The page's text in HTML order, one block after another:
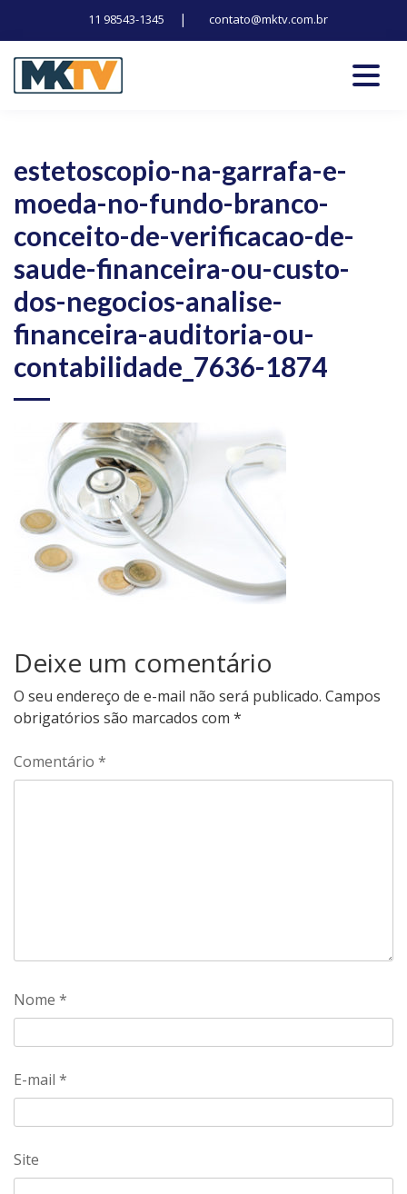
11 98543-1345 | contato@mktv.com.br
content
estetoscopio-na-garrafa-e-
moeda-no-fundo-branco-
conceito-de-verificacao-de-
saude-financeira-ou-custo-
dos-negocios-analise-
financeira-auditoria-ou-
contabilidade_7636-1874
Deixe um comentário
O seu endereço de e-mail não será publicado. Campos
obrigatórios são marcados com *
Comentário *
Nome *
E-mail *
Site